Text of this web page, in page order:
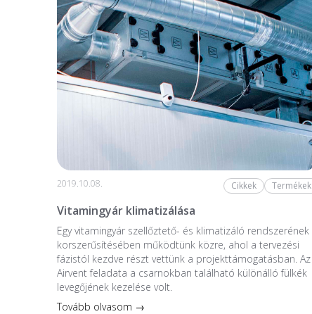
2019.10.08. Cikkek Termékek
Vitamingyár klimatizálása
Egy vitamingyár szellőztető- és klimatizáló rendszerének
korszerűsítésében működtünk közre, ahol a tervezési
fázistól kezdve részt vettünk a projekttámogatásban. Az
Airvent feladata a csarnokban található különálló fülkék
levegőjének kezelése volt.
Tovább olvasom →